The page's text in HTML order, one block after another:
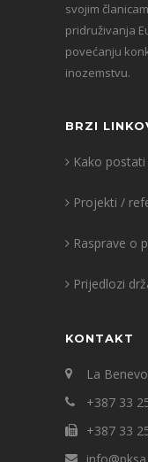
svojim
pridruživanja
povećanju
inozemstvu.
BRZI
Kako postati
Projekti /
Rasprave o
Prijedlozi
KONTAKT
La
+387 33
+387 33